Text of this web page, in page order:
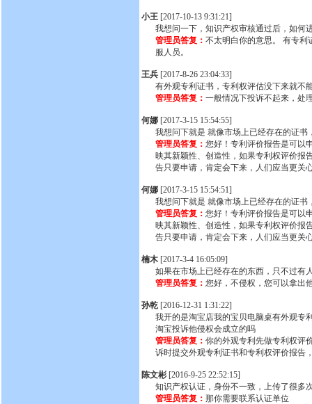
小王 [2017-10-13 9:31:21]
我想问一下，知识产权审核通过后，如何
管理员答复： 不太明白你的意思。 有专利
服人员。
王兵 [2017-8-26 23:04:33]
有外观专利证书，专利权评估没下来就不
管理员答复： 一般情况下投诉不起来，处
何娜 [2017-3-15 15:54:55]
我想问下就是 就像市场上已经存在的证
管理员答复： 您好！专利评价报告是可以
映其新颖性、创造性，如果专利权评价报
告只要申请，肯定会下来，人们应当更关
何娜 [2017-3-15 15:54:51]
我想问下就是 就像市场上已经存在的证
管理员答复： 您好！专利评价报告是可以
映其新颖性、创造性，如果专利权评价报
告只要申请，肯定会下来，人们应当更关
楠木 [2017-3-4 16:05:09]
如果在市场上已经存在的东西，只不过有
管理员答复： 您好，不侵权，您可以拿出
孙乾 [2016-12-31 1:31:22]
我开的是淘宝店我的宝贝电脑桌有外观专
淘宝投诉他侵权会成立的吗
管理员答复： 你的外观专利先做专利权评
诉时提交外观专利证书和专利权评价报告
陈文彬 [2016-9-25 22:52:15]
知识产权认证，身份不一致，上传了很多
管理员答复： 那你需要联系认证单位